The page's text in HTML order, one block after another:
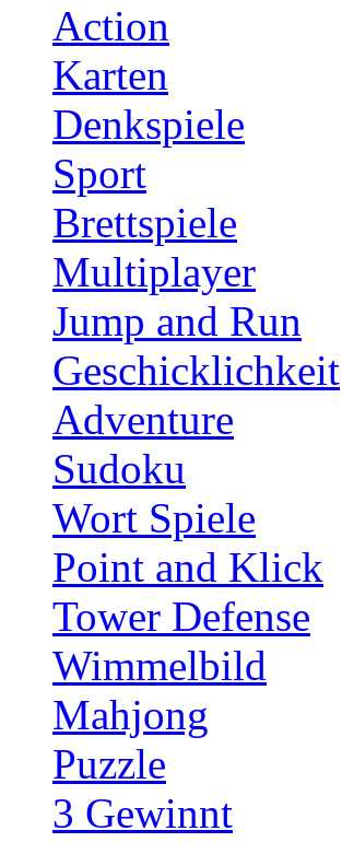
Action
Karten
Denkspiele
Sport
Brettspiele
Multiplayer
Jump and Run
Geschicklichkeit
Adventure
Sudoku
Wort Spiele
Point and Klick
Tower Defense
Wimmelbild
Mahjong
Puzzle
3 Gewinnt